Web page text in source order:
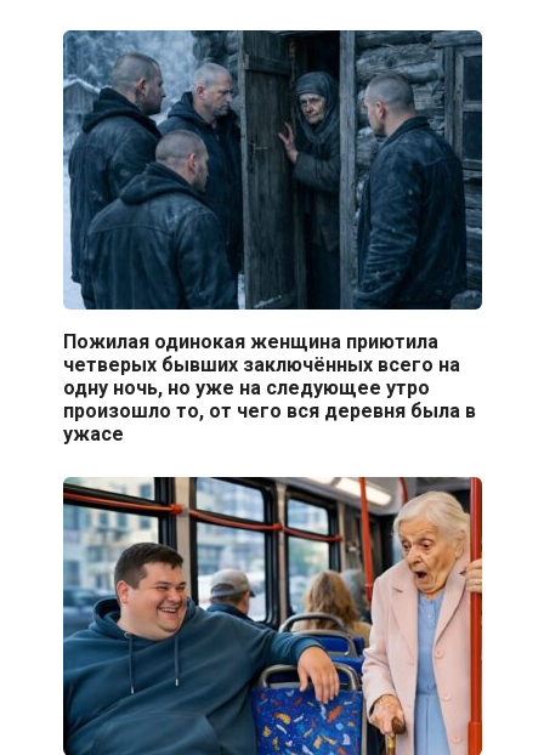
Пожилая одинокая женщина приютила
четверых бывших заключённых всего на
одну ночь, но уже на следующее утро
произошло то, от чего вся деревня была в
ужасе